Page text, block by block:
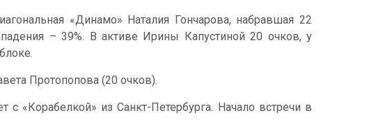
«Динамо» Наталия Гончарова, набравшая 22
– 39%. В активе Ирины Капустиной 20 очков, у
Протопопова (20 очков).
«Корабелкой» из Санкт-Петербурга. Начало встречи в